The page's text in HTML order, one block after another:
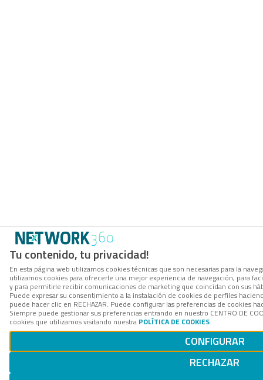
Tu contenido, tu privacidad!
En esta página web utilizamos cookies técnicas que son necesarias para la
utilizamos cookies para ofrecerle una mejor experiencia de navegación, para
y para permitirle recibir comunicaciones de marketing que coincidan con sus
Puede expresar su consentimiento a la instalación de cookies de perfiles
puede hacer clic en RECHAZAR. Puede configurar las preferencias de cookies
Siempre puede gestionar sus preferencias entrando en nuestro CENTRO DE
cookies que utilizamos visitando nuestra POLÍTICA DE COOKIES.
CONFIGURAR
RECHAZAR